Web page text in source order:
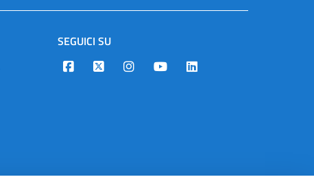
SEGUICI SU
Designers Italia
TwitterInstagramYoutubeLinkedin